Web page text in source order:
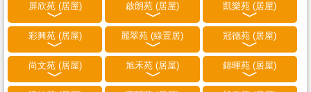
屏欣苑 (居屋) 啟朗苑 (居屋) 凱樂苑 (居屋)
彩興苑 (居屋) 麗翠苑 (綠置居) 冠德苑 (居屋)
尚文苑 (居屋) 旭禾苑 (居屋) 錦暉苑 (居屋)